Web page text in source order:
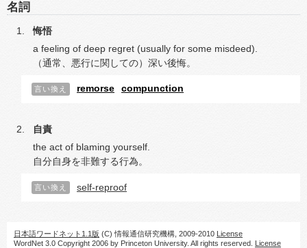
名詞
悔悟
a feeling of deep regret (usually for some misdeed).
（通常、悪行に関しての）深い後悔。
言い換え remorse compunction
自責
the act of blaming yourself.
自分自身を非難する行為。
言い換え self-reproof
日本語ワードネット1.1版 (C) 情報通信研究機構, 2009-2010 License
WordNet 3.0 Copyright 2006 by Princeton University. All rights reserved. License